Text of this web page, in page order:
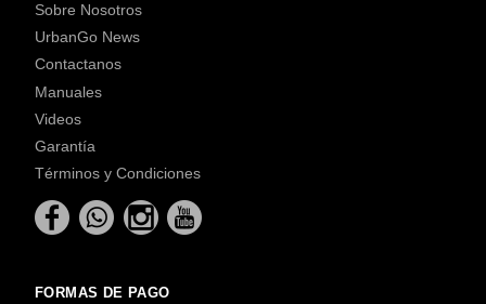
Sobre Nosotros
UrbanGo News
Contactanos
Manuales
Videos
Garantía
Términos y Condiciones
FORMAS DE PAGO